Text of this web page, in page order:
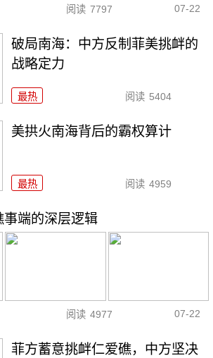
阅读 7797 07-22
破局南海：中方反制菲美挑衅的
战略定力
最热 阅读 5404
美拱火南海背后的霸权算计
最热 阅读 4959
端的深层逻辑
阅读 4977 07-22
菲方蓄意挑衅仁爱礁，中方坚决